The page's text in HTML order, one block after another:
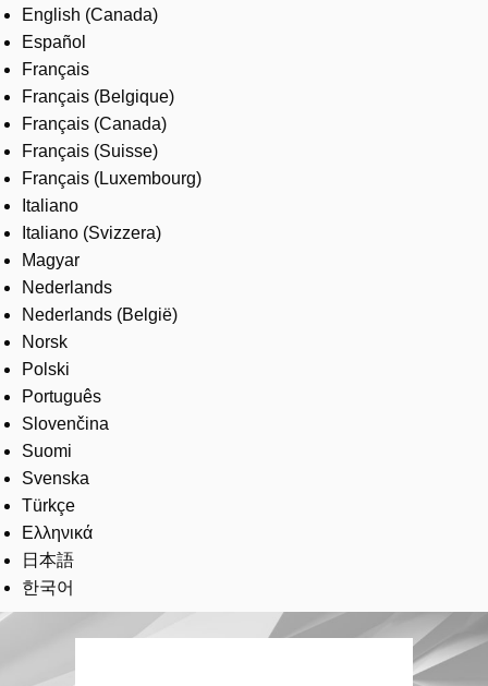
English (Canada)
Español
Français
Français (Belgique)
Français (Canada)
Français (Suisse)
Français (Luxembourg)
Italiano
Italiano (Svizzera)
Magyar
Nederlands
Nederlands (België)
Norsk
Polski
Português
Slovenčina
Suomi
Svenska
Türkçe
Ελληνικά
日本語
한국어